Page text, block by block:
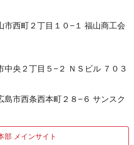
西町２丁目１０−１ 福山商工会
央２丁目５−２ ＮＳビル ７０３
市西条西本町２８−６ サンスク
部 メインサイト